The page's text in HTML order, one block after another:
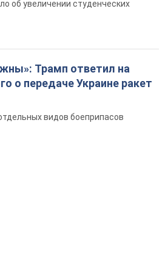
об увеличении студенческих
Трамп ответил на
о передаче Украине ракет
видов боеприпасов